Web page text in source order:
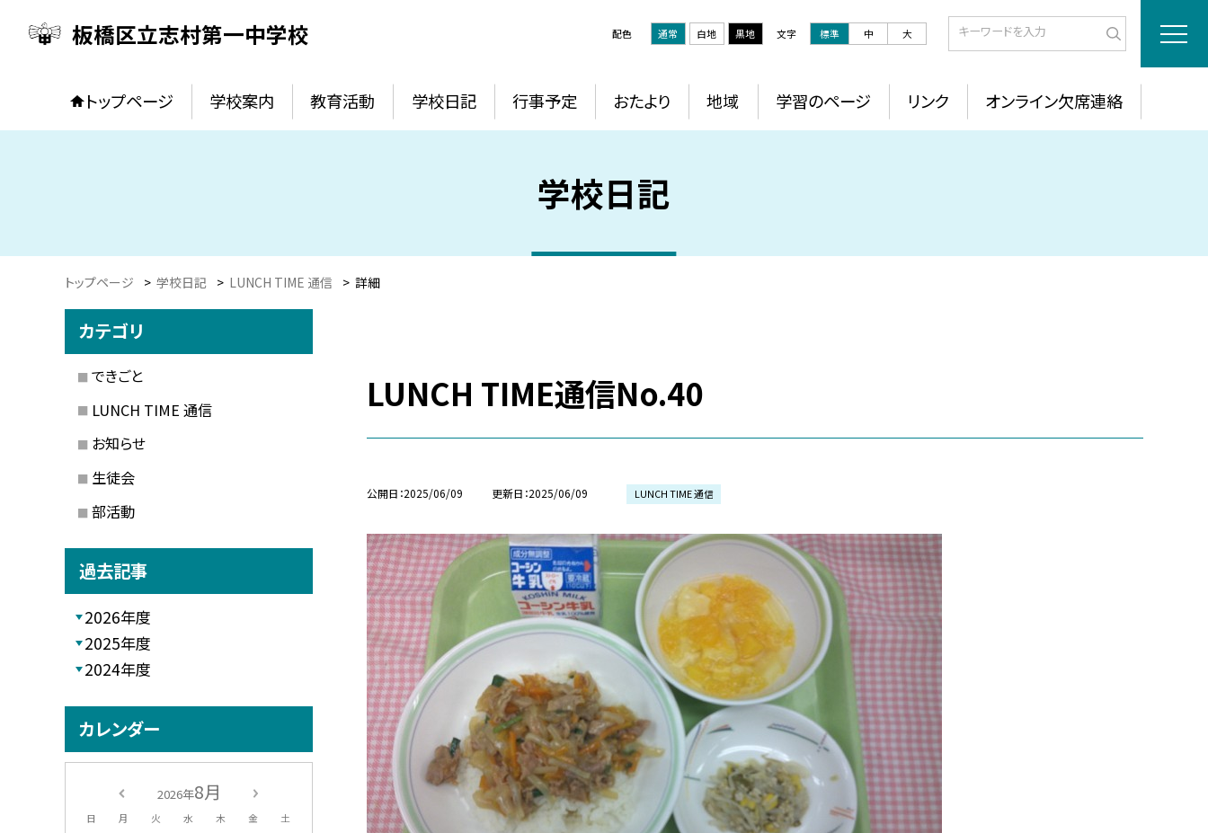
板橋区立志村第一中学校 配色 通常 白地 黒地 文字 標準 中 大
トップページ 学校案内 教育活動 学校日記 行事予定 おたより 地域 学習のページ リンク オンライン欠席連絡
学校日記
トップページ > 学校日記 > LUNCH TIME 通信 > 詳細
LUNCH TIME通信No.40
公開日 2025/06/09 更新日 2025/06/09 LUNCH TIME 通信
カテゴリ
できごと
LUNCH TIME 通信
お知らせ
生徒会
部活動
過去記事
2026年度
2025年度
2024年度
カレンダー
2026年8月
日 月 火 水 木 金 土